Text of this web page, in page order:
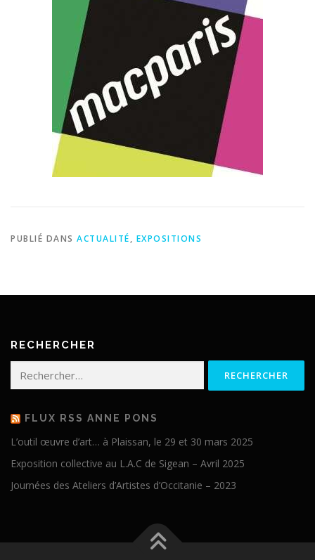
PUBLIÉ DANS ACTUALITÉ, EXPOSITIONS
RECHERCHER
Rechercher :
FLUX RSS ANNE PONS
L’outil œuvre d’art… à Plaissan, le 29 et 30 mars 2025
Exposition collective au L.A.C de Sigean – Avril 2025
Journées des Ateliers d’Artistes d’Occitanie – 2023